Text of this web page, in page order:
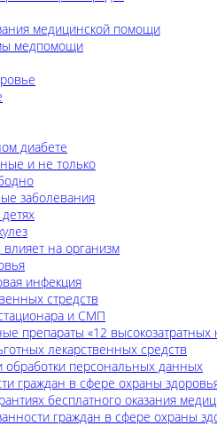
медицинской помощи
медпомощи
диабете
и не только
заболевания
влияет на организм
инфекция
стредств
и СМП
препараты «12 высокозатратных
лекарственных средств
обработки персональных данных
граждан в сфере охраны
бесплатного оказания
граждан в сфере охраны